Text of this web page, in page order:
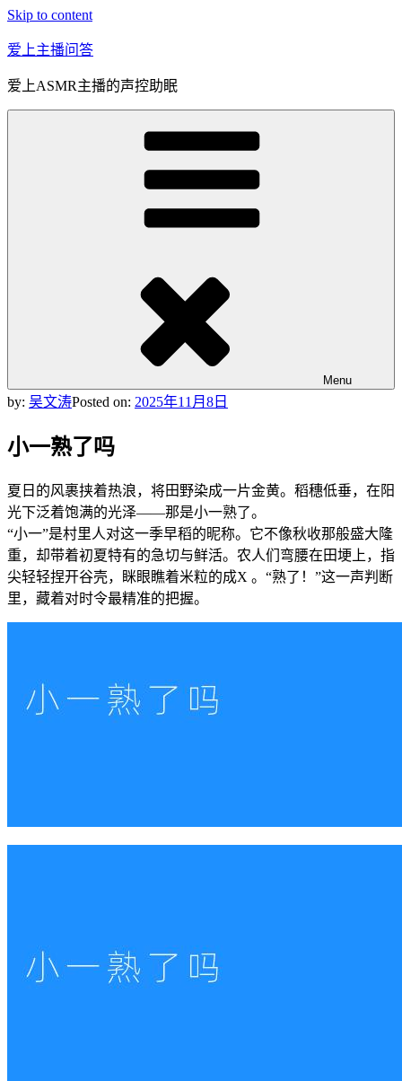
Skip to content
爱上主播问答
爱上ASMR主播的声控助眠
Menu
by: 吴文涛Posted on: 2025年11月8日
小一熟了吗
夏日的风裹挟着热浪，将田野染成一片金黄。稻穗低垂，在阳
光下泛着饱满的光泽——那是小一熟了。
“小一”是村里人对这一季早稻的昵称。它不像秋收那般盛大隆
重，却带着初夏特有的急切与鲜活。农人们弯腰在田埂上，指
尖轻轻捏开谷壳，眯眼瞧着米粒的成X 。“熟了！”这一声判断
里，藏着对时令最精准的把握。